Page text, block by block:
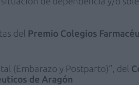
del Premio Colegios
(Embarazo y Postparto)”, del
de Aragón